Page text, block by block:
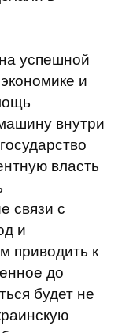
успешной
и
внутри
власть
связи с
и
приводить к
до
будет не